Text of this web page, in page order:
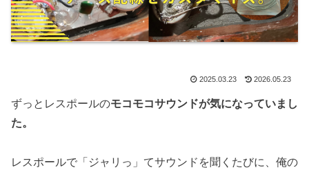
2025.03.23 2026.05.23
ずっとレスポールのモコモコサウンドが気になっていまし
た。
レスポールで「ジャリっ」てサウンドを聞くたびに、俺の